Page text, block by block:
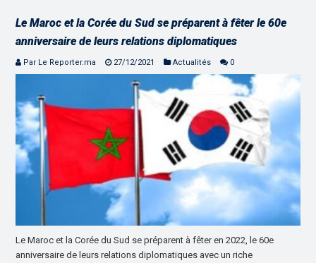
Le Maroc et la Corée du Sud se préparent à fêter le 60e
anniversaire de leurs relations diplomatiques
Par Le Reporter.ma 27/12/2021 Actualités 0
Le Maroc et la Corée du Sud se préparent à fêter en 2022, le 60e
anniversaire de leurs relations diplomatiques avec un riche